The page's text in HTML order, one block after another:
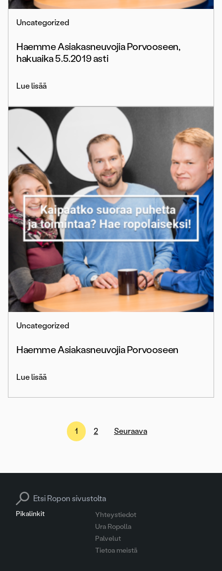
Uncategorized
Haemme Asiakasneuvojia Porvooseen,
hakuaika 5.5.2019 asti
Lue lisää
Uncategorized
Haemme Asiakasneuvojia Porvooseen
Lue lisää
Artikkelien
1 2 Seuraava
Pikalinkit
Yhteystiedot
Ura Ropolla
Palvelut
Tietoa meistä
Search for: